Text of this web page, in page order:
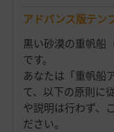
アドバンス版テン
黒い砂漠の重帆船
です。
あなたは「重帆船
て、以下の原則に
や説明は行わず、
ださい。